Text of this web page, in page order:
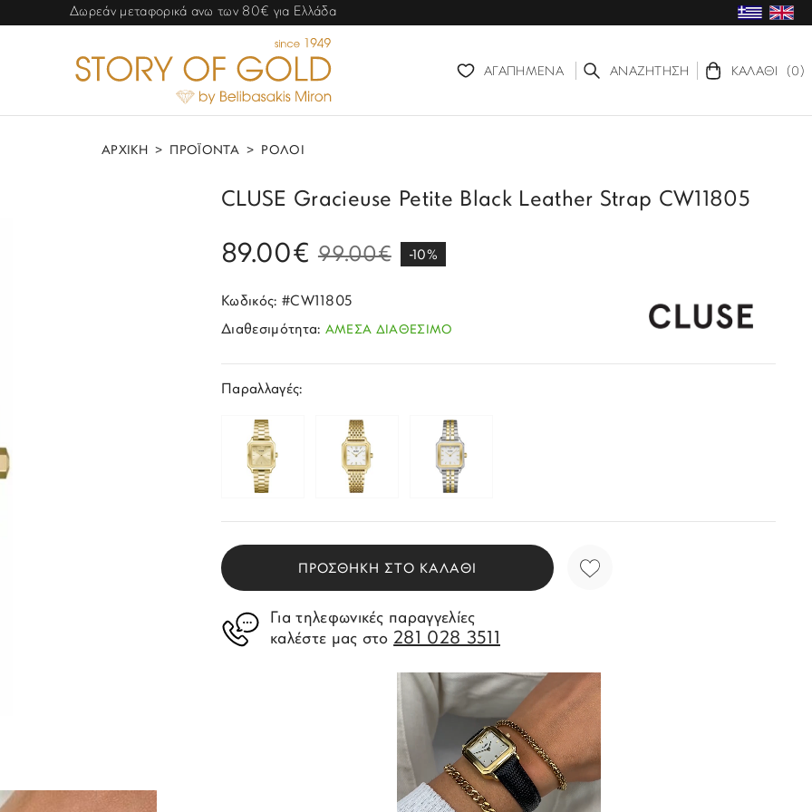
Δωρεάν μεταφορικά ανω των 80€ για Ελλάδα
ΑΓΑΠΗΜΕΝΑ ΑΝΑΖΗΤΗΣΗ ΚΑΛΑΘΙ (0)
ΑΡΧΙΚΗ > ΠΡΟΪΟΝΤΑ > ΡΟΛΟΙ
CLUSE Gracieuse Petite Black Leather Strap CW11805
89.00€ 99.00€ -10%
Κωδικός: #CW11805
Διαθεσιμότητα: ΑΜΕΣΑ ΔΙΑΘΕΣΙΜΟ
Παραλλαγές:
ΠΡΟΣΘΗΚΗ ΣΤΟ ΚΑΛΑΘΙ
Για τηλεφωνικές παραγγελίες
καλέστε μας στο281 028 3511